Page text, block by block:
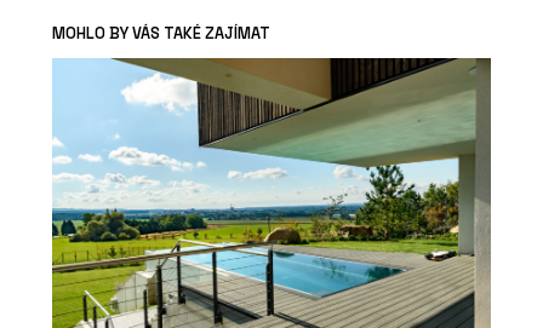
MOHLO BY VÁS TAKÉ ZAJÍMAT